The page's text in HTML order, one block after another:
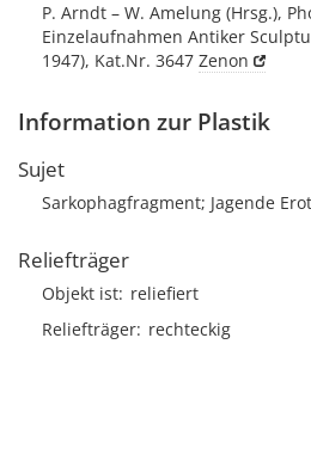
P. Arndt – W. Amelung (Hrsg.),
Einzelaufnahmen Antiker
1947), Kat.Nr. 3647 Zenon
Information zur Plastik
Sujet
Sarkophagfragment; Jagende
Reliefträger
Objekt ist reliefiert
Reliefträger rechteckig